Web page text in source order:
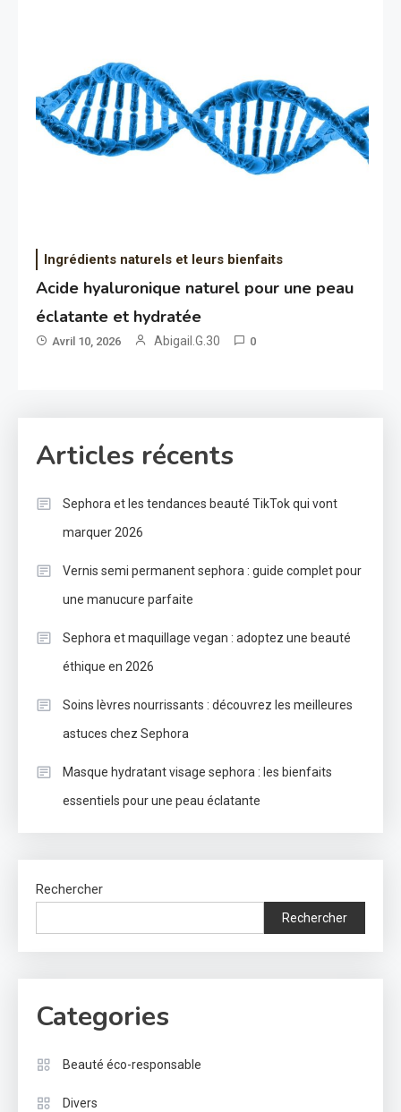
Ingrédients naturels et leurs bienfaits
Acide hyaluronique naturel pour une peau
éclatante et hydratée
Avril 10, 2026 Abigail.G.30 0
Articles récents
Sephora et les tendances beauté TikTok qui vont
marquer 2026
Vernis semi permanent sephora : guide complet pour
une manucure parfaite
Sephora et maquillage vegan : adoptez une beauté
éthique en 2026
Soins lèvres nourrissants : découvrez les meilleures
astuces chez Sephora
Masque hydratant visage sephora : les bienfaits
essentiels pour une peau éclatante
Rechercher
Rechercher
Categories
Beauté éco-responsable
Divers